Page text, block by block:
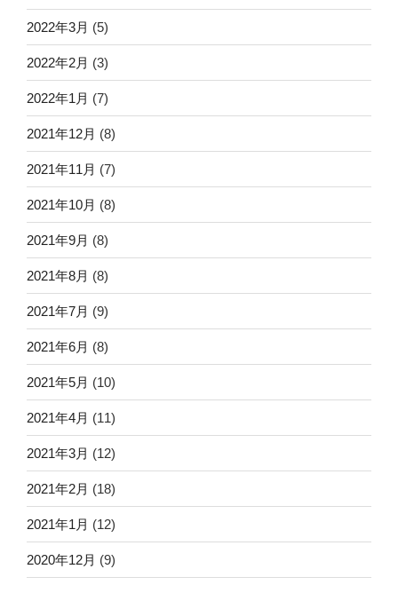
2022年3月 (5)
2022年2月 (3)
2022年1月 (7)
2021年12月 (8)
2021年11月 (7)
2021年10月 (8)
2021年9月 (8)
2021年8月 (8)
2021年7月 (9)
2021年6月 (8)
2021年5月 (10)
2021年4月 (11)
2021年3月 (12)
2021年2月 (18)
2021年1月 (12)
2020年12月 (9)